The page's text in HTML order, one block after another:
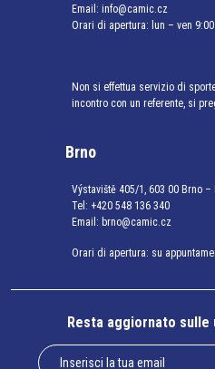
Email: info@camic.cz
Orari di apertura: lun – ven
Non si effettua servizio di
incontro con un referente, si
Brno
Výstaviště 405/1, 603 00 Brno –
Tel: +420 548 136 340
Email: brno@camic.cz
Orari di apertura: su
Resta aggiornato sulle